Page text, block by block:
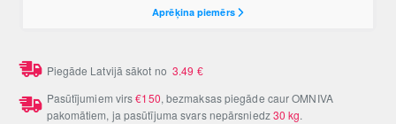
Piegāde Latvijā sākot no3.49 €
Pasūtījumiem virs€150, bezmaksas piegāde caur OMNIVA
pakomātiem, ja pasūtījuma svars nepārsniedz30 kg.